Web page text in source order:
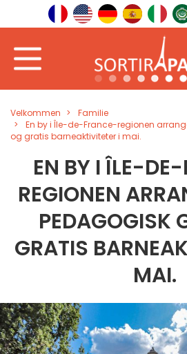
Velkommen
Familie
En by i Île-de-France-regionen
og gratis barneaktiviteter i mai.
EN BY I ÎLE-
REGIONEN
PEDAGOGISK
GRATIS
MAI.